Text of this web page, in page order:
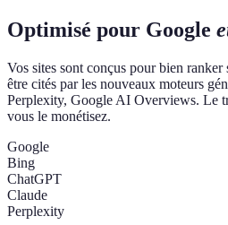
Optimisé pour Google
Vos sites sont conçus pour bien
être cités par les nouveaux moteurs
Perplexity, Google AI Overviews. Le
vous le monétisez.
Google
Bing
ChatGPT
Claude
Perplexity